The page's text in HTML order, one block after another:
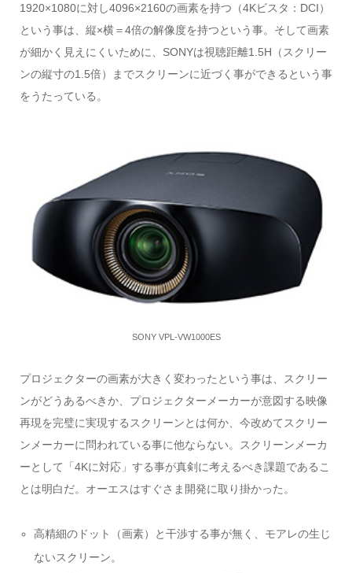
1920×1080に対し4096×2160の画素を持つ（4Kビスタ：DCI）
という事は、縦×横＝4倍の解像度を持つという事。そして画素
が細かく見えにくいために、SONYは視聴距離1.5H（スクリー
ンの縦寸の1.5倍）までスクリーンに近づく事ができるという事
をうたっている。
SONY VPL-VW1000ES
プロジェクターの画素が大きく変わったという事は、スクリー
ンがどうあるべきか、プロジェクターメーカーが意図する映像
再現を完璧に実現するスクリーンとは何か、今改めてスクリー
ンメーカーに問われている事に他ならない。スクリーンメーカ
ーとして「4Kに対応」する事が真剣に考えるべき課題であるこ
とは明白だ。オーエスはすぐさま開発に取り掛かった。
高精細のドット（画素）と干渉する事が無く、モアレの生じ
ないスクリーン。